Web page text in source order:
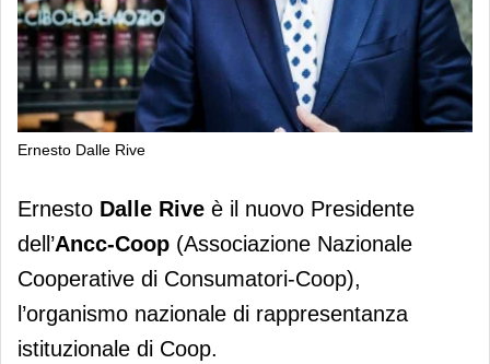
Ernesto Dalle Rive
Ernesto Dalle Rive nuovo Presidente
dell’Ancc-Coop
Ernesto Dalle Rive è il nuovo Presidente
dell’Ancc-Coop (Associazione Nazionale
Cooperative di Consumatori-Coop),
l’organismo nazionale di rappresentanza
istituzionale di Coop.